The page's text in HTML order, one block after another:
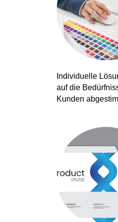
Individuelle
auf die
Kunden
Etikettendruck
modernster
Verpackungen